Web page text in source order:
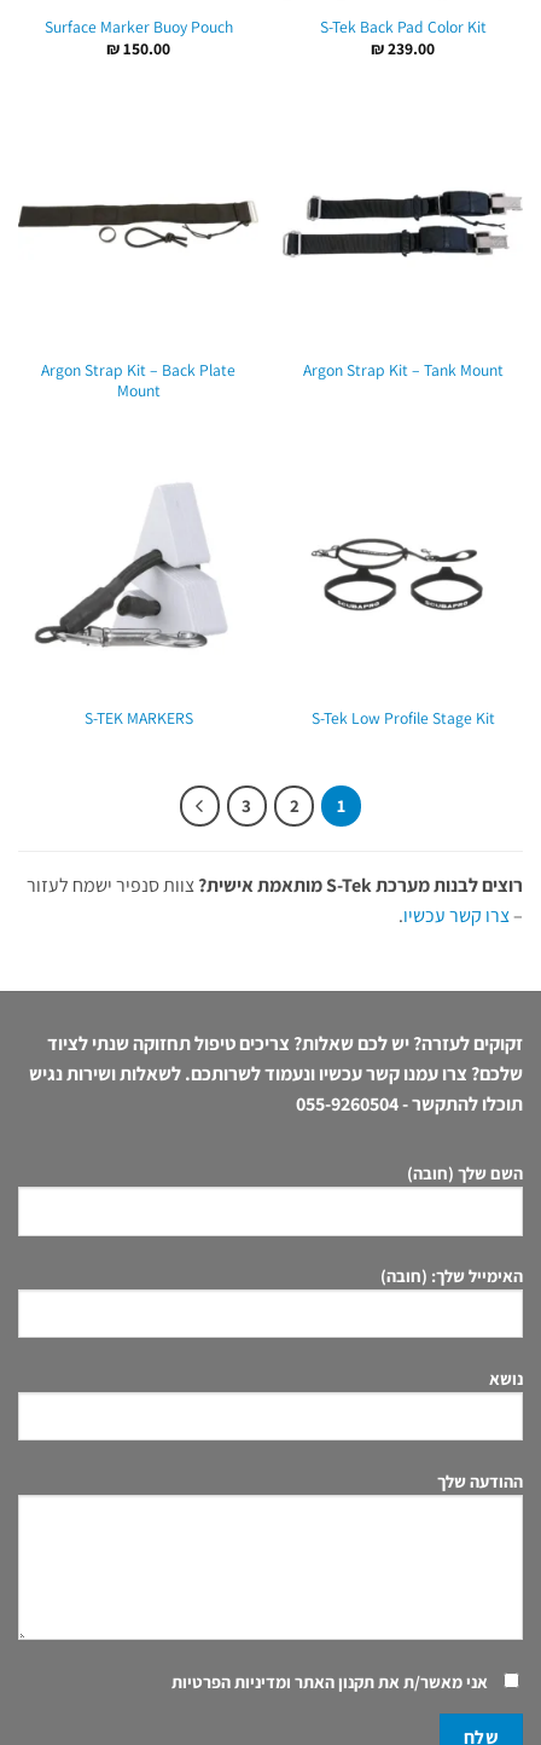
S-Tek Back Pad Color Kit
₪239.00
Surface Marker Buoy Pouch
₪150.00
Argon Strap Kit – Tank Mount
Argon Strap Kit – Back Plate
Mount
S-Tek Low Profile Stage Kit
S-TEK MARKERS
1
2
3
רוצים לבנות מערכת S-Tek מותאמת אישית?
צוות סנפיר ישמח לעזור
–צרו קשר עכשיו.
זקוקים לעזרה? יש לכם שאלות? צריכים טיפול תחזוקה שנתי לציוד
שלכם? צרו עמנו קשר עכשיו ונעמוד לשרותכם. לשאלות ושירות נגיש
תוכלו להתקשר -055-9260504
השם שלך (חובה)
האימייל שלך: (חובה)
נושא
ההודעה שלך
אני מאשר/ת אתתקנון האתר ומדיניות הפרטיות